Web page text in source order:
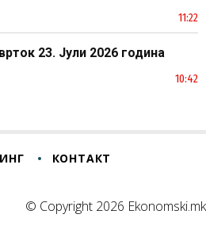
11:22
23. Јули 2026 година
10:42
КОНТАКТ
© Copyright 2026 Ekonomski.mk